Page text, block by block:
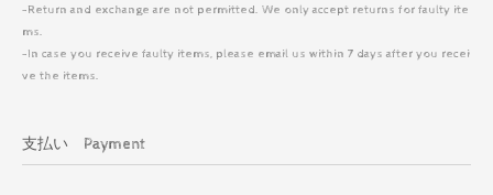
-Return and exchange are not permitted. We only accept returns for faulty ite
ms.
-In case you receive faulty items, please email us within 7 days after you recei
ve the items.
支払い Payment